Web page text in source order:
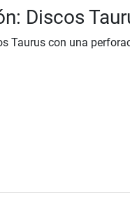
Discos
Taurus con una